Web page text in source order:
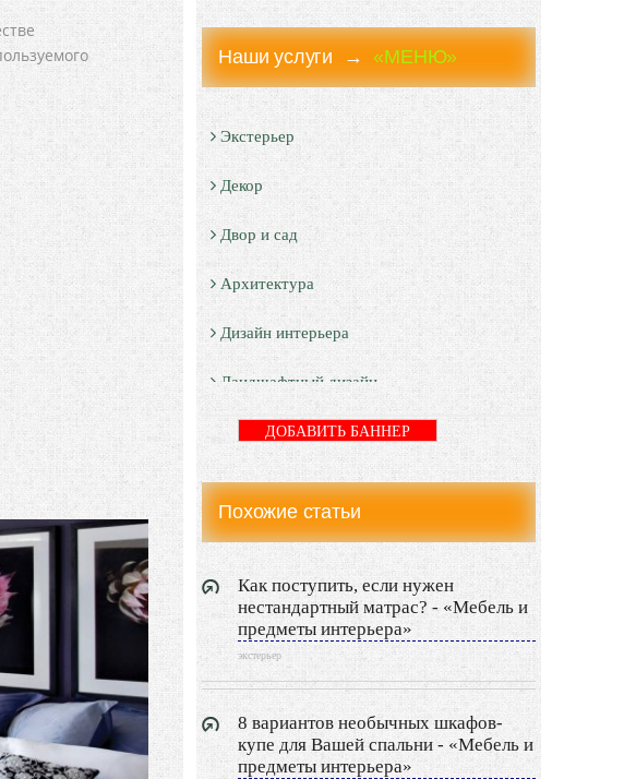
Наши услуги → «МЕНЮ»
Экстерьер
Декор
Двор и сад
Архитектура
Дизайн интерьера
Ландшафтный дизайн
LIMITED EDITION
Видео новости
Дизайн разное
Другие услуги
Похожие статьи
Как поступить, если нужен
нестандартный матрас? - «Мебель и
предметы интерьера»
экстерьер
8 вариантов необычных шкафов-
купе для Вашей спальни - «Мебель и
предметы интерьера»
ДОБАВИТЬ БАННЕР